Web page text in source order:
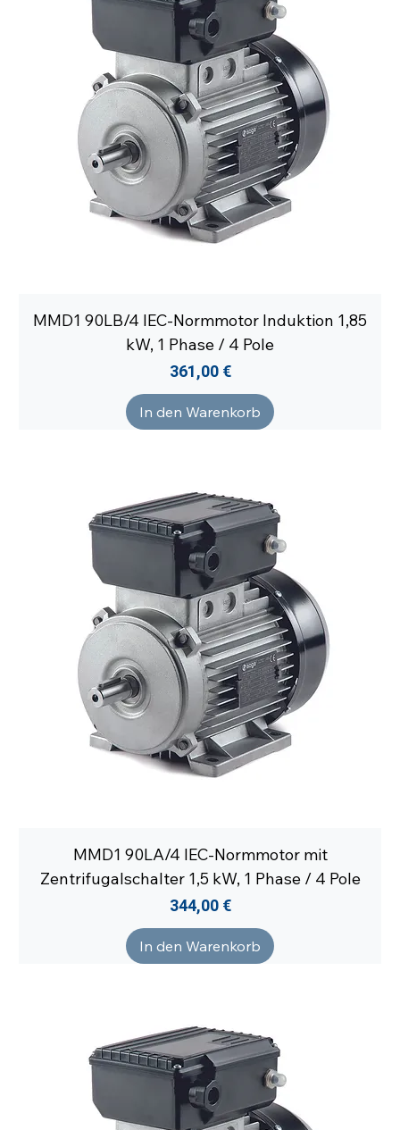
MMD1 90LB/4 IEC-Normmotor Induktion 1,85
kW, 1 Phase / 4 Pole
Preis
361,00 €
In den Warenkorb
MMD1 90LA/4 IEC-Normmotor mit
Zentrifugalschalter 1,5 kW, 1 Phase / 4 Pole
Preis
344,00 €
In den Warenkorb